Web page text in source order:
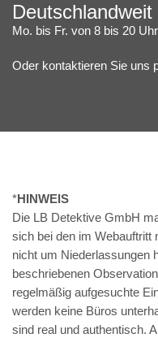
Mo. bis Fr. von 8 bis 20 Uhr
Oder kontaktieren Sie uns
*HINWEIS
Die LB Detektive GmbH
sich bei den im Webauftritt
nicht um Niederlassungen
beschriebenen
regelmäßig aufgesuchte
werden keine Büros
sind real und authentisch.